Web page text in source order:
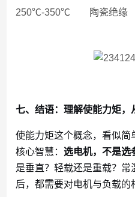
250℃-350℃ 陶瓷绝缘
七、结语：理解使能力矩，
使能力矩这个概念，看似
核心智慧：选电机，不是选
是垂直？轻载还是重载？
后，都需要对电机与负载的